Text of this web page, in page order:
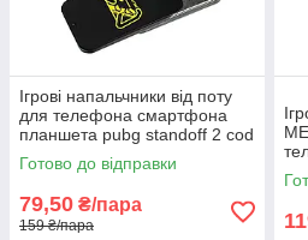
Ігрові напальчники від поту
для телефона смартфона
планшета pubg standoff 2 cod
MyButtons 1 пара
Готово до відправки
79,50 ₴/пара
159 ₴/пара